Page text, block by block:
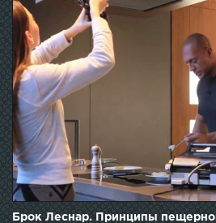
Брок Леснар. Принципы